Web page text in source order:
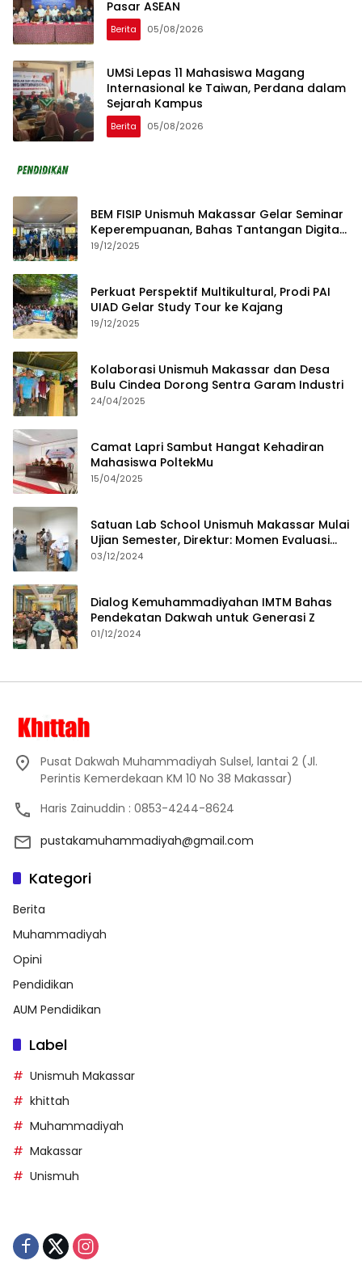
Pasar ASEAN
Berita 05/08/2026
UMSi Lepas 11 Mahasiswa Magang
Internasional ke Taiwan, Perdana dalam
Sejarah Kampus
Berita 05/08/2026
BEM FISIP Unismuh Makassar Gelar Seminar
Keperempuanan, Bahas Tantangan Digital
dan Budaya Lokal
19/12/2025
Perkuat Perspektif Multikultural, Prodi PAI
UIAD Gelar Study Tour ke Kajang
19/12/2025
Kolaborasi Unismuh Makassar dan Desa
Bulu Cindea Dorong Sentra Garam Industri
24/04/2025
Camat Lapri Sambut Hangat Kehadiran
Mahasiswa PoltekMu
15/04/2025
Satuan Lab School Unismuh Makassar Mulai
Ujian Semester, Direktur: Momen Evaluasi
Proses Pembelajaran
03/12/2024
Dialog Kemuhammadiyahan IMTM Bahas
Pendekatan Dakwah untuk Generasi Z
01/12/2024
Pusat Dakwah Muhammadiyah Sulsel, lantai 2 (Jl.
Perintis Kemerdekaan KM 10 No 38 Makassar)
Haris Zainuddin : 0853-4244-8624
pustakamuhammadiyah@gmail.com
Kategori
Berita
Muhammadiyah
Opini
Pendidikan
AUM Pendidikan
Label
Unismuh Makassar
khittah
Muhammadiyah
Makassar
Unismuh